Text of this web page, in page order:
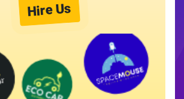
Hire Us